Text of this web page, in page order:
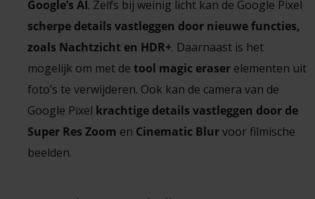
Google’s AI. Zelfs bij weinig licht kan de Google Pixel
scherpe details vastleggen door nieuwe functies,
zoals Nachtzicht en HDR+. Daarnaast is het
mogelijk om met de tool magic eraserelementen uit
foto’s te verwijderen. Ook kan de camera van de
Google Pixel krachtige details vastleggen door de
Super Res Zoom en Cinematic Blurvoor filmische
beelden.